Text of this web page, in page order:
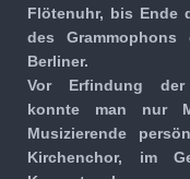
Flötenuhr, bis Ende
des
Berliner.
Vor Erfindung der
konnte man nur
Musizierende
Kirchen­chor, im